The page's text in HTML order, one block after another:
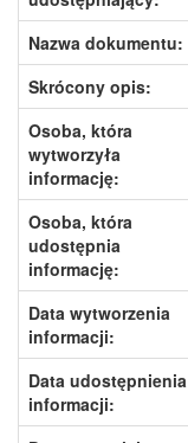
Nazwa dokumentu:
Skrócony opis:
Osoba, która
wytworzyła
informację:
Osoba, która
udostępnia
informację:
Data wytworzenia
informacji:
Data udostępnienia
informacji: